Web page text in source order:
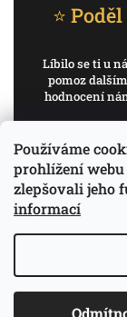
Používáme
prohlížení
zlepšovali jeho
informací
⭐
Líbilo se ti u
pomoz
hodnocení
Vytvořil